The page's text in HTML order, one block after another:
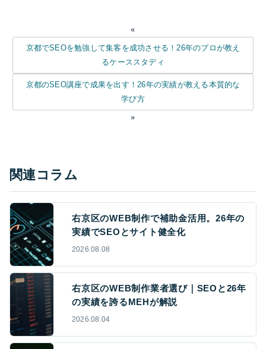
«
京都でSEOを勉強して集客を成功させる！26年のプロが教え
るケーススタディ
京都のSEO講座で成果を出す！26年の実績が教える本質的な
学び方
»
関連コラム
右京区のWEB制作で補助金活用。26年の
実績でSEOとサイト健全化
2026.08.08
右京区のWEB制作業者選び｜SEOと26年
の実績を誇るMEHが解説
2026.08.04